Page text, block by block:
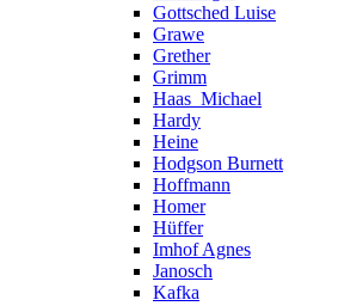
Gottsched Luise
Grawe
Grether
Grimm
Haas_Michael
Hardy
Heine
Hodgson Burnett
Hoffmann
Homer
Hüffer
Imhof Agnes
Janosch
Kafka